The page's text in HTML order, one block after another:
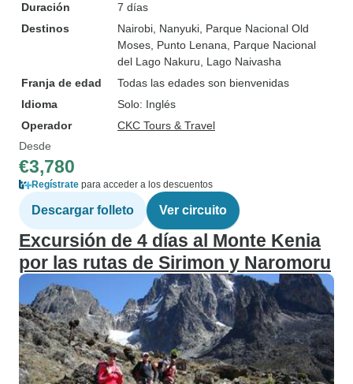
Duración
7 días
Destinos
Nairobi , Nanyuki , Parque Nacional Old
Moses , Punto Lenana , Parque Nacional
del Lago Nakuru , Lago Naivasha
Franja de edad
Todas las edades son bienvenidas
Idioma
Solo: Inglés
Operador
CKC Tours & Travel
Desde
€3,780
Regístrate para acceder a los descuentos
Descargar folleto Ver circuito
Excursión de 4 días al Monte Kenia
por las rutas de Sirimon y Naromoru